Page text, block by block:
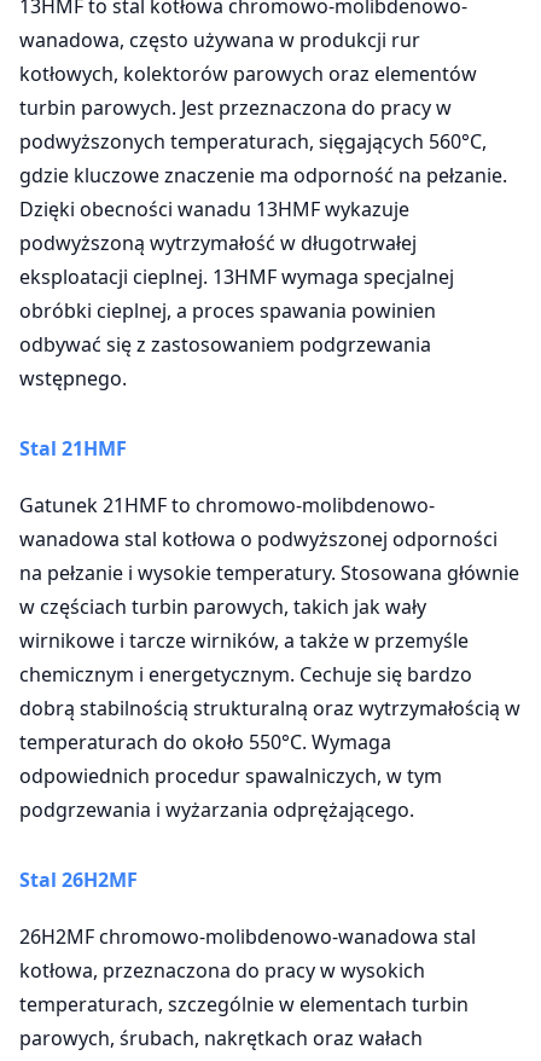
13HMF to stal kotłowa chromowo-molibdenowo-
wanadowa, często używana w produkcji rur
kotłowych, kolektorów parowych oraz elementów
turbin parowych. Jest przeznaczona do pracy w
podwyższonych temperaturach, sięgających 560°C,
gdzie kluczowe znaczenie ma odporność na pełzanie.
Dzięki obecności wanadu 13HMF wykazuje
podwyższoną wytrzymałość w długotrwałej
eksploatacji cieplnej. 13HMF wymaga specjalnej
obróbki cieplnej, a proces spawania powinien
odbywać się z zastosowaniem podgrzewania
wstępnego.
Stal 21HMF
Gatunek 21HMF to chromowo-molibdenowo-
wanadowa stal kotłowa o podwyższonej odporności
na pełzanie i wysokie temperatury. Stosowana głównie
w częściach turbin parowych, takich jak wały
wirnikowe i tarcze wirników, a także w przemyśle
chemicznym i energetycznym. Cechuje się bardzo
dobrą stabilnością strukturalną oraz wytrzymałością w
temperaturach do około 550°C. Wymaga
odpowiednich procedur spawalniczych, w tym
podgrzewania i wyżarzania odprężającego.
Stal 26H2MF
26H2MF chromowo-molibdenowo-wanadowa stal
kotłowa, przeznaczona do pracy w wysokich
temperaturach, szczególnie w elementach turbin
parowych, śrubach, nakrętkach oraz wałach